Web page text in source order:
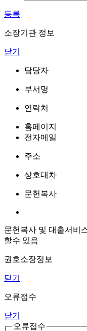
등록
소장기관 정보
닫기
담당자
부서명
연락처
홈페이지
전자메일
주소
상호대차
문헌복사
문헌복사 및 대출서비
할수 있음
권호소장정보
닫기
오류접수
닫기
오류접수